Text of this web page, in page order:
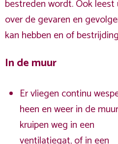
bestreden wordt. Ook leest
over de gevaren en
kan hebben en of
In de muur
Er vliegen continu
heen en weer in de
kruipen weg in een